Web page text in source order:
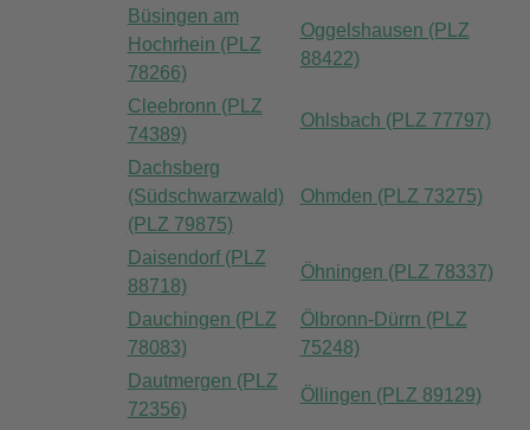
Büsingen am
Hochrhein (PLZ
78266)
Oggelshausen (PLZ
88422)
Cleebronn (PLZ
74389)
Ohlsbach (PLZ 77797)
Dachsberg
(Südschwarzwald)
(PLZ 79875)
Ohmden (PLZ 73275)
Daisendorf (PLZ
88718)
Öhningen (PLZ 78337)
Dauchingen (PLZ
78083)
Ölbronn-Dürrn (PLZ
75248)
Dautmergen (PLZ
72356)
Öllingen (PLZ 89129)